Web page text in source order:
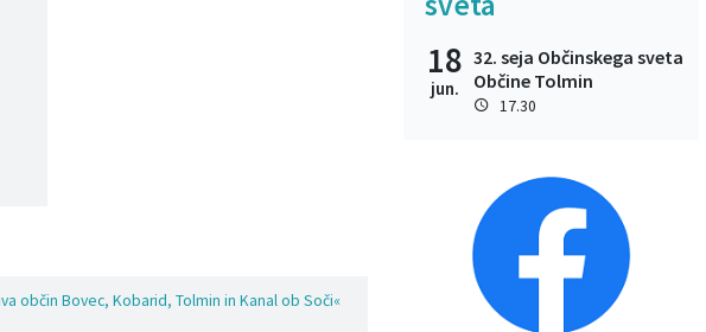
občin Bovec, Kobarid, Tolmin in Kanal ob Soči«
18
jun.
32. seja Občinskega sveta
Občine Tolmin
17.30